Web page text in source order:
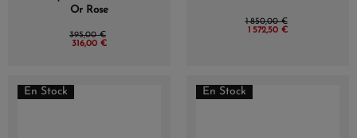
Or Rose
395,00 €
316,00 €
1 850,00 €
1 572,50 €
En Stock En Stock